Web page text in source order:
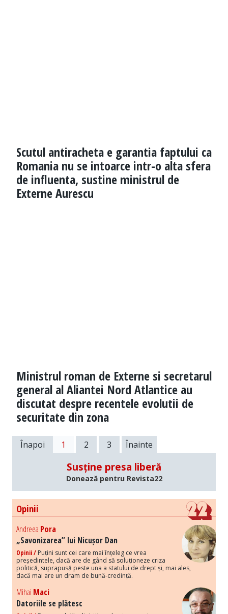
Scutul antiracheta e garantia faptului ca
Romania nu se intoarce intr-o alta sfera
de influenta, sustine ministrul de
Externe Aurescu
Ministrul roman de Externe si secretarul
general al Aliantei Nord Atlantice au
discutat despre recentele evolutii de
securitate din zona
Înapoi 1 2 3 Înainte
Susține presa liberă
Donează pentru Revista22
Opinii
Andreea Pora
„Savonizarea” lui Nicușor Dan
Opinii / Puțini sunt cei care mai înțeleg ce vrea
președintele, dacă are de gând să soluționeze criza
politică, suprapusă peste una a statului de drept și, mai ales,
dacă mai are un dram de bună-credință.
Mihai Maci
Datoriile se plătesc